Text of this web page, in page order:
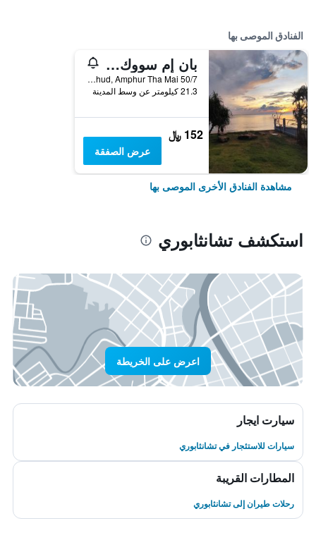
الفنادق الموصى بها
بان إم سووك ريزورت
50/7 Moo 5, Tambol Klong Khud, Amphur Tha Mai, تشانثابوري, تايلاند
21.3 كيلومتر عن وسط المدينة
152 ﷼
عرض الصفقة
مشاهدة الفنادق الأخرى الموصى بها
استكشف تشانثابوري
اعرض على الخريطة
سيارت ايجار
سيارات للاستئجار في تشانثابوري
المطارات القريبة
رحلات طيران إلى تشانثابوري